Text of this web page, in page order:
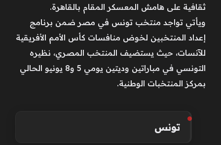
ثقافية على هامش المعسكر المقام بالقاهرة.
ويأتي تواجد منتخب تونس في مصر ضمن برنامج
إعداد المنتخبين لخوض منافسات كأس الأمم الأفريقية
للآنسات، حيث يستضيف المنتخب المصري، نظيره
التونسي في مباراتين وديتين يومي 5 و8 يونيو الحالي
بمركز المنتخبات الوطنية.
تونس